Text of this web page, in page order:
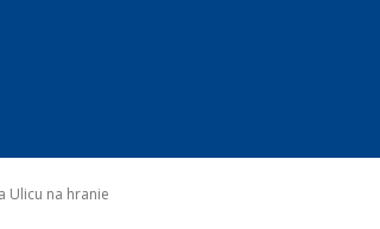
Ulicu na hranie